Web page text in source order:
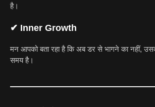
है।
✔ Inner Growth
मन आपको बता रहा है कि अब डर से भागने का नहीं,
समय है।